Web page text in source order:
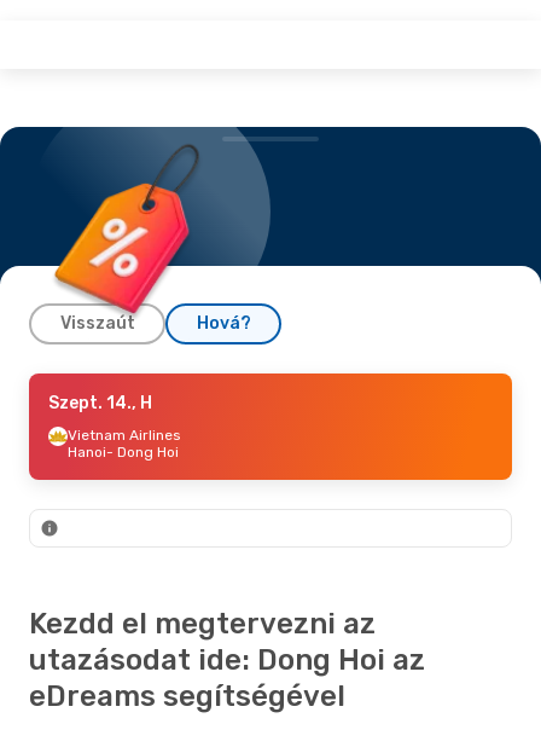
Visszaút Hová?
Okt. 23., P- Okt. 30., P
Lufthansa2
Budapest- Dong Hoi
Dong Hoi- Budapest
Szept. 14., H
Vietnam Airlines
Hanoi- Dong Hoi
Kezdd el megtervezni az
utazásodat ide: Dong Hoi az
eDreams segítségével